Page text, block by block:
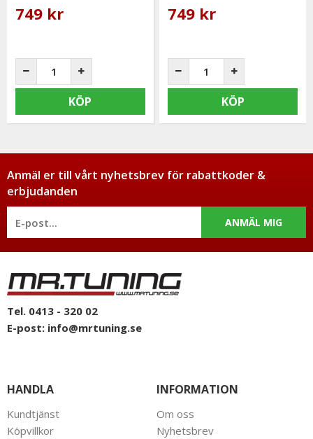
749 kr
KÖP
749 kr
KÖP
Anmäl er till vårt nyhetsbrev för rabattkoder &
erbjudanden
ANMÄL MIG
Tel. 0413 - 320 02
E-post: info@mrtuning.se
HANDLA
Kundtjänst
Köpvillkor
INFORMATION
Om oss
Nyhetsbrev